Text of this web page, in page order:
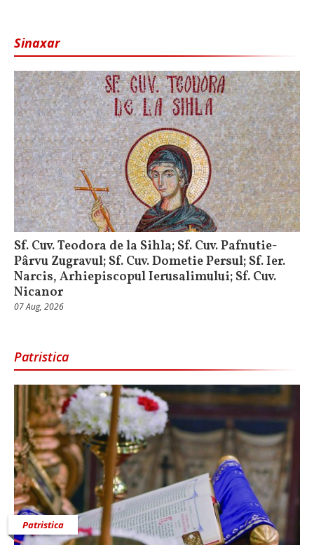
Sinaxar
Sf. Cuv. Teodora de la Sihla; Sf. Cuv. Pafnutie-
Pârvu Zugravul; Sf. Cuv. Dometie Persul; Sf. Ier.
Narcis, Arhiepiscopul Ierusalimului; Sf. Cuv.
Nicanor
07 Aug, 2026
Patristica
Patristica